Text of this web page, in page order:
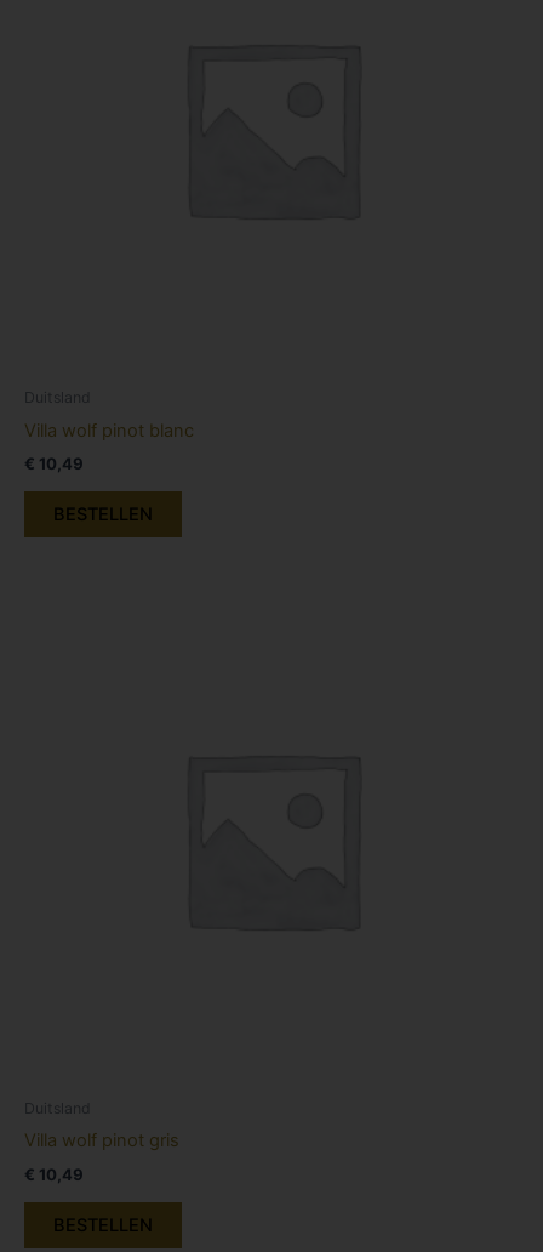
Duitsland
Villa wolf pinot blanc
€ 10,49
BESTELLEN
Duitsland
Villa wolf pinot gris
€ 10,49
BESTELLEN